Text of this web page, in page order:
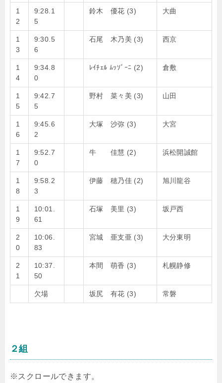
1
2
9:28.1
5
鈴木 優花 (3) 大曲
1
3
9:30.5
6
石尾 木乃美 (3) 西京
1
4
9:34.8
0
ﾚｲﾁｪﾙ ﾑｯｿﾞｰﾆ (2) 倉敷
1
5
9:42.7
5
野村 菜々美 (3) 山田
1
6
9:45.6
2
大塚 沙弥 (3) 大宮
1
7
9:52.7
0
牛 佳慧 (2) 浜松開誠館
1
8
9:58.2
3
伊藤 穂乃佳 (2) 旭川龍谷
1
9
10:01.
61
石塚 美里 (3) 坂戸西
2
0
10:06.
83
宮城 亜支亜 (3) 大分東明
2
1
10:37.
50
本間 萌香 (3) 札幌静修
欠場 坂尻 有花 (3) 常磐
２組